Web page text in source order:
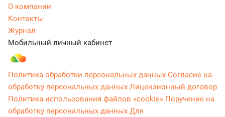
О компании
Контакты
Журнал
Мобильный личный кабинет
Политика обработки персональных данных Согласие на
обработку персональных данных Лицензионный договор
Политика использования файлов «cookie» Поручение на
обработку персональных данных Для